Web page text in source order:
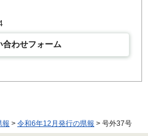
合わせフォーム
報 > 令和6年12月発行の県報 > 号外37号